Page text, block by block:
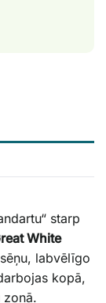
starp
White
labvēlīgo
kopā,
zonā.